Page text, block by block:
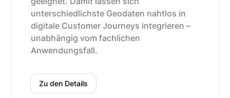
unterschiedlichste Geodaten nahtlos in
digitale Customer Journeys integrieren –
unabhängig vom fachlichen
Anwendungsfall.
Zu den Details